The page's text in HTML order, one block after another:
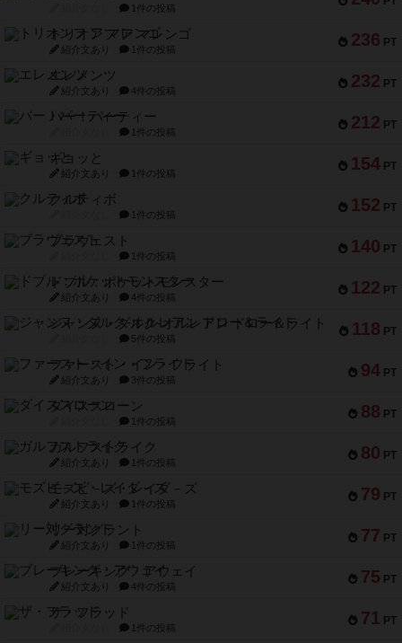
1件の投稿
236 PT
トリオンフ ア マレンゴ
紹介文あり 1件の投稿
232 PT
エレメンツ
紹介文あり 4件の投稿
212 PT
バー！パーティー
1件の投稿
154 PT
ギョッと
紹介文あり 1件の投稿
152 PT
クルティボ
1件の投稿
140 PT
ブラヴェスト
1件の投稿
122 PT
ドブル：ポケットモンスター
紹介文あり 4件の投稿
118 PT
ジャンヌ・ダルク-オルレアン ドロー＆ライト
5件の投稿
94 PT
ファースト・イン・フライト
紹介文あり 3件の投稿
88 PT
ダイススローン
1件の投稿
80 PT
ガルフストライク
紹介文あり 1件の投稿
79 PT
モズビ－ズ・レイダ－ズ
紹介文あり 1件の投稿
77 PT
リー対グラント
紹介文あり 1件の投稿
75 PT
ブレーキング・アウェイ
紹介文あり 4件の投稿
71 PT
ザ・フラッド
1件の投稿